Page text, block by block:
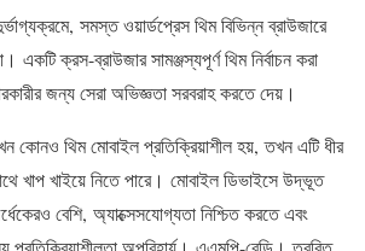
সমস্ত ওয়ার্ডপ্রেস থিম বিভিন্ন ব্রাউজারে
একটি ক্রস-ব্রাউজার সামঞ্জস্যপূর্ণ থিম নির্বাচন করা
জন্য সেরা অভিজ্ঞতা সরবরাহ করতে দেয়।
কোনও থিম মোবাইল প্রতিক্রিয়াশীল হয়, তখন এটি ধীর
খাপ খাইয়ে নিতে পারে। মোবাইল ডিভাইসে উদ্ভূত
বেশি, অ্যাক্সেসযোগ্যতা নিশ্চিত করতে এবং